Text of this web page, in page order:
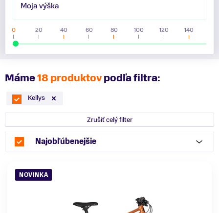
Moja výška
0 20 40 60 80 100 120 140
Máme18 produktovpodľa filtra:
Kellys
Zrušiť celý filter
Najobľúbenejšie
NOVINKA